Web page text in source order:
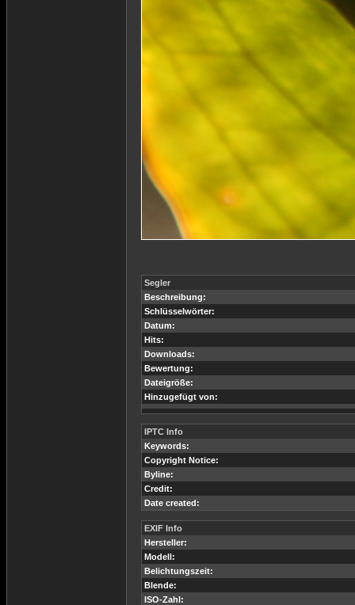
Segler
Beschreibung:
Schlüsselwörter:
Datum:
Hits:
Downloads:
Bewertung:
Dateigröße:
Hinzugefügt von:
IPTC Info
Keywords:
Copyright Notice:
Byline:
Credit:
Date created:
EXIF Info
Hersteller:
Modell:
Belichtungszeit:
Blende:
ISO-Zahl: